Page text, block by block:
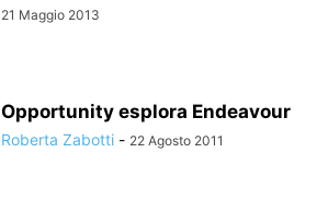
21 Maggio 2013
Opportunity esplora Endeavour
Roberta Zabotti - 22 Agosto 2011